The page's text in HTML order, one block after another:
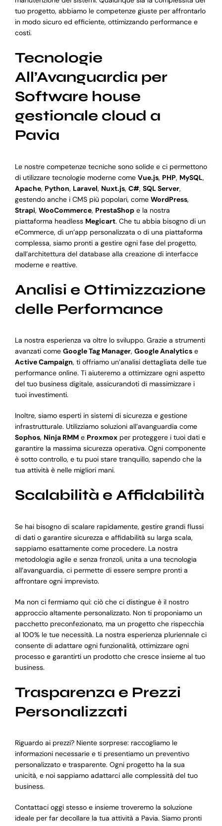
tuo progetto, abbiamo le competenze giuste per affrontarlo
in modo sicuro ed efficiente, ottimizzando performance e
costi.
Tecnologie
All’Avanguardia per
Software house
gestionale cloud a
Pavia
Le nostre competenze tecniche sono solide e ci permettono
di utilizzare tecnologie moderne come Vue.js, PHP, MySQL,
Apache, Python, Laravel, Nuxt.js, C#, SQL Server,
gestendo anche i CMS più popolari, come WordPress,
Strapi, WooCommerce, PrestaShope la nostra
piattaforma headless Megicart. Che tu abbia bisogno di un
eCommerce, di un’app personalizzata o di una piattaforma
complessa, siamo pronti a gestire ogni fase del progetto,
dall’architettura del database alla creazione di interfacce
moderne e reattive.
Analisi e Ottimizzazione
delle Performance
La nostra esperienza va oltre lo sviluppo. Grazie a strumenti
avanzati come Google Tag Manager, Google Analyticse
Active Campaign, ti offriamo un’analisi dettagliata delle tue
performance online. Ti aiuteremo a ottimizzare ogni aspetto
del tuo business digitale, assicurandoti di massimizzare i
tuoi investimenti.
Inoltre, siamo esperti in sistemi di sicurezza e gestione
infrastrutturale. Utilizziamo soluzioni all’avanguardia come
Sophos, Ninja RMMe Proxmoxper proteggere i tuoi dati e
garantire la massima sicurezza operativa. Ogni componente
è sotto controllo, e tu puoi stare tranquillo, sapendo che la
tua attività è nelle migliori mani.
Scalabilità e Affidabilità
Se hai bisogno di scalare rapidamente, gestire grandi flussi
di dati o garantire sicurezza e affidabilità su larga scala,
sappiamo esattamente come procedere. La nostra
metodologia agile e senza fronzoli, unita a una tecnologia
all’avanguardia, ci permette di essere sempre pronti a
affrontare ogni imprevisto.
Ma non ci fermiamo qui: ciò che ci distingue è il nostro
approccio altamente personalizzato. Non ti proponiamo un
pacchetto preconfezionato, ma un progetto che rispecchia
al 100% le tue necessità. La nostra esperienza pluriennale ci
consente di adattare ogni funzionalità, ottimizzare ogni
processo e garantirti un prodotto che cresce insieme al tuo
business.
Trasparenza e Prezzi
Personalizzati
Riguardo ai prezzi? Niente sorprese: raccogliamo le
informazioni necessarie e ti presentiamo un preventivo
personalizzato e trasparente. Ogni progetto ha la sua
unicità, e noi sappiamo adattarci alle complessità del tuo
business.
Contattaci oggi stesso e insieme troveremo la soluzione
ideale per far decollare la tua attività a Pavia. Siamo pronti